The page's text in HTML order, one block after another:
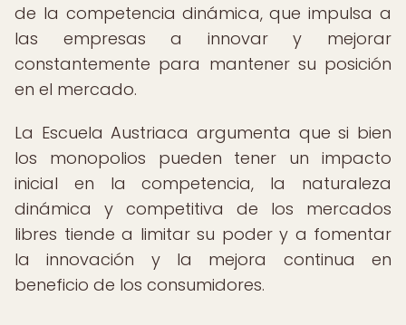
de la competencia dinámica, que impulsa a
las empresas a innovar y mejorar
constantemente para mantener su posición
en el mercado.
La Escuela Austriaca argumenta que si bien
los monopolios pueden tener un impacto
inicial en la competencia, la naturaleza
dinámica y competitiva de los mercados
libres tiende a limitar su poder y a fomentar
la innovación y la mejora continua en
beneficio de los consumidores.